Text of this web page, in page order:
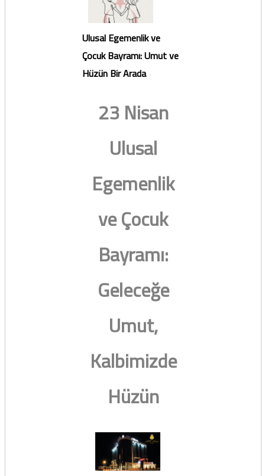
Ulusal Egemenlik ve
Çocuk Bayramı: Umut ve
Hüzün Bir Arada
23 Nisan
Ulusal
Egemenlik
ve Çocuk
Bayramı:
Geleceğe
Umut,
Kalbimizde
Hüzün